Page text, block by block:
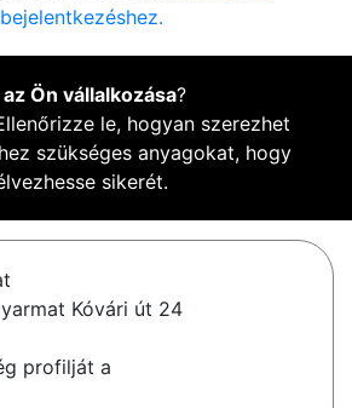
bejelentkezéshez.
az Ön vállalkozása?
le, hogyan szerezhet
szükséges anyagokat, hogy
sikerét.
Kóvári út 24
profilját a